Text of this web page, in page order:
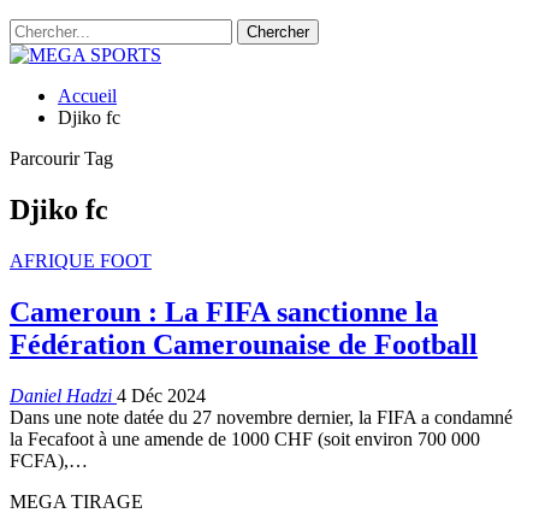
Accueil
Djiko fc
Parcourir Tag
Djiko fc
AFRIQUE FOOT
Cameroun : La FIFA sanctionne la
Fédération Camerounaise de Football
Daniel Hadzi 4 Déc 2024
Dans une note datée du 27 novembre dernier, la FIFA a condamné
la Fecafoot à une amende de 1000 CHF (soit environ 700 000
FCFA),…
MEGA TIRAGE